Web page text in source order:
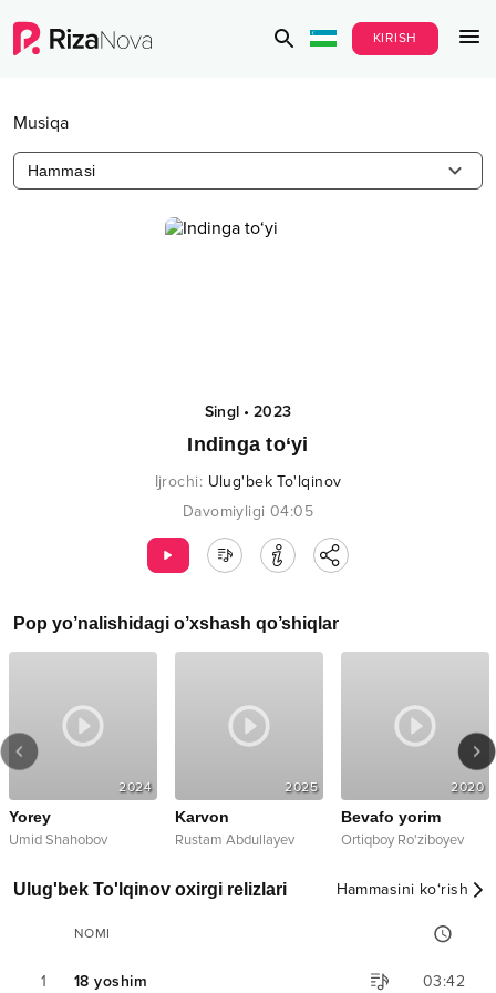
KIRISH
Musiqa
Hammasi
Singl•2023
Indinga to‘yi
Ijrochi: Ulug'bek To'lqinov
Davomiyligi 04:05
Pop yo’nalishidagi o’xshash qo’shiqlar
2024
Yorey
Umid Shahobov
2025
Karvon
Rustam Abdullayev
2020
Bevafo yorim
Ortiqboy Ro'ziboyev
Ulug'bek To'lqinov oxirgi relizlari Hammasini ko‘rish
NOMI
1 18 yoshim 03:42